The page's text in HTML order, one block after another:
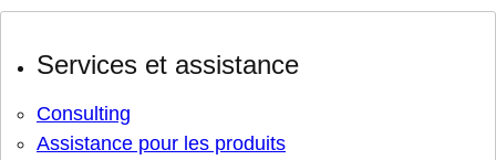
Services et assistance
Consulting
Assistance pour les produits